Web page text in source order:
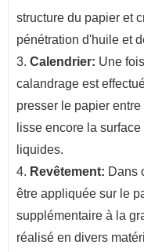
structure du papier et
pénétration d'huile et
3. Calendrier: Une
calandrage est
presser le papier
lisse encore la
liquides.
4. Revêtement: Dans
être appliquée sur le
supplémentaire à la
réalisé en divers